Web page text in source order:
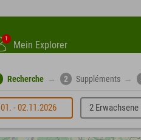
1
Mein Explorer
Recherche → 2 Suppléments →
01. - 02.11.2026 2 Erwachsene